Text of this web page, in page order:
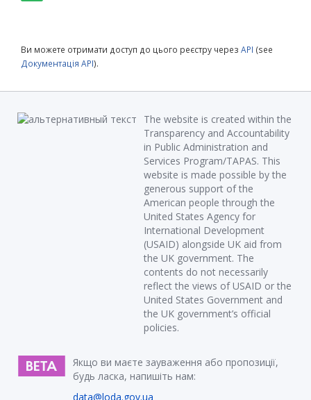
Ви можете отримати доступ до цього реєстру через API (see
Документація API).
The website is created within the
Transparency and Accountability
in Public Administration and
Services Program/TAPAS. This
website is made possible by the
generous support of the
American people through the
United States Agency for
International Development
(USAID) alongside UK aid from
the UK government. The
contents do not necessarily
reflect the views of USAID or the
United States Government and
the UK government’s official
policies.
Якщо ви маєте зауваження або пропозиції,
будь ласка, напишіть нам:
data@loda.gov.ua